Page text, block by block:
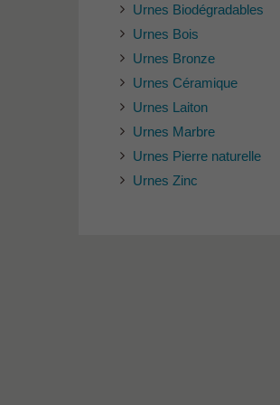
Urnes Biodégradables
Urnes Bois
Urnes Bronze
Urnes Céramique
Urnes Laiton
Urnes Marbre
Urnes Pierre naturelle
Urnes Zinc